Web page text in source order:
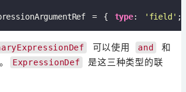
= { type: 'field'
可以使用 and 和
ExpressionDef
是这三种类型的联